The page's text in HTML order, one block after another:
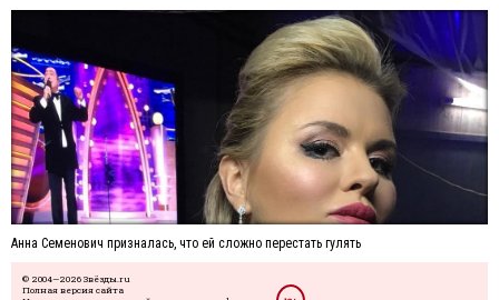
Анна Семенович призналась, что ей сложно перестать гулять
© 2004—2026 Звёзды.ru
Полная версия сайта